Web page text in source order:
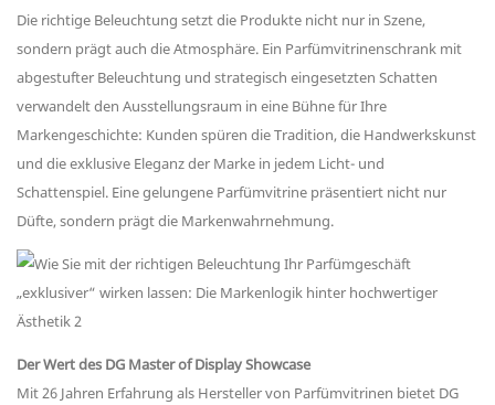
Die richtige Beleuchtung setzt die Produkte nicht nur in Szene,
sondern prägt auch die Atmosphäre. Ein Parfümvitrinenschrank mit
abgestufter Beleuchtung und strategisch eingesetzten Schatten
verwandelt den Ausstellungsraum in eine Bühne für Ihre
Markengeschichte: Kunden spüren die Tradition, die Handwerkskunst
und die exklusive Eleganz der Marke in jedem Licht- und
Schattenspiel. Eine gelungene Parfümvitrine präsentiert nicht nur
Düfte, sondern prägt die Markenwahrnehmung.
Der Wert des DG Master of Display Showcase
Mit 26 Jahren Erfahrung als Hersteller von Parfümvitrinen bietet DG